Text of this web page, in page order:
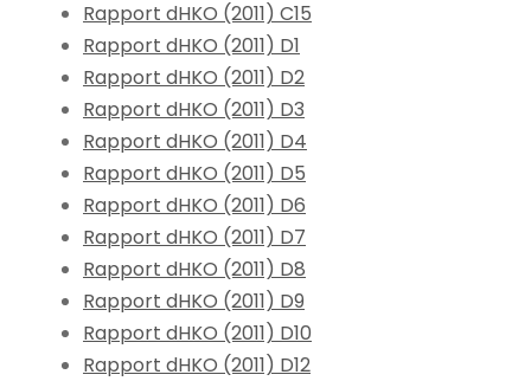
Rapport dHKO (2011) C15
Rapport dHKO (2011) D1
Rapport dHKO (2011) D2
Rapport dHKO (2011) D3
Rapport dHKO (2011) D4
Rapport dHKO (2011) D5
Rapport dHKO (2011) D6
Rapport dHKO (2011) D7
Rapport dHKO (2011) D8
Rapport dHKO (2011) D9
Rapport dHKO (2011) D10
Rapport dHKO (2011) D12